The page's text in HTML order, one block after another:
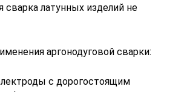
сварка латунных изделий не
аргонодуговой сварки:
с дорогостоящим